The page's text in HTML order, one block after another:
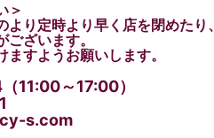
＞
り定時より早く店を閉めたり、
ざいます。
すようお願いします。
11:00～17:00）
s.com